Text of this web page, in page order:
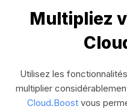
Multipliez
Utilisez les
multiplier
Cloud.Boostvous